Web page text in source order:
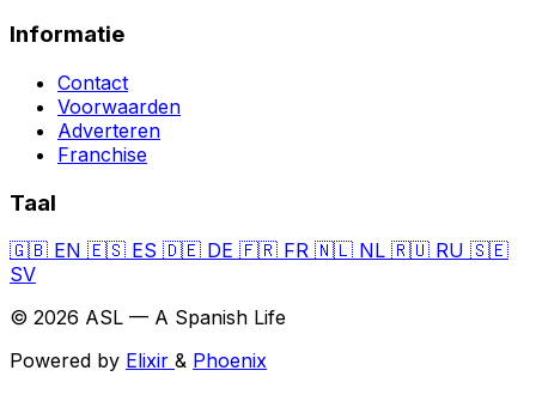
Informatie
Contact
Voorwaarden
Adverteren
Franchise
Taal
🇬🇧 EN 🇪🇸 ES 🇩🇪 DE 🇫🇷 FR 🇳🇱 NL 🇷🇺 RU 🇸🇪
SV
© 2026 ASL — A Spanish Life
Powered by Elixir & Phoenix